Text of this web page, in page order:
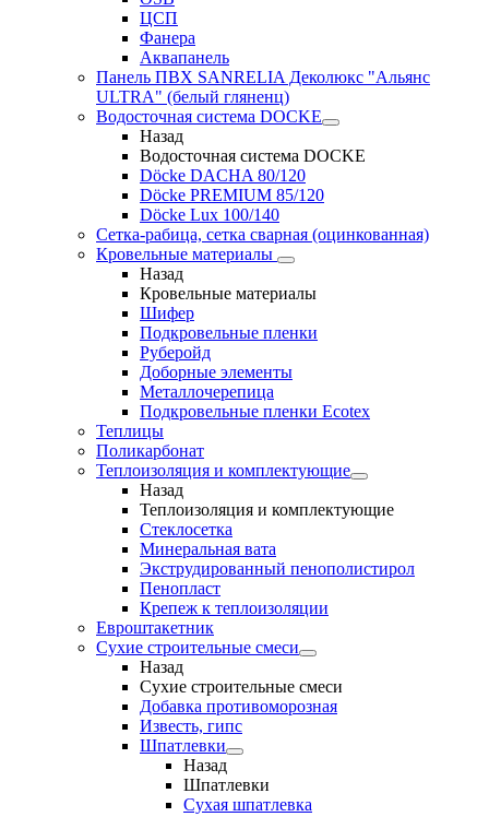
ЦСП
Фанера
Аквапанель
Панель ПВХ SANRELIA Деколюкс "Альянс
ULTRA" (белый гляненц)
Водосточная система DOCKE
Назад
Водосточная система DOCKE
Döсkе DACHA 80/120
Döcke PREMIUM 85/120
Döсkе Luх 100/140
Сетка-рабица, сетка сварная (оцинкованная)
Кровельные материалы
Назад
Кровельные материалы
Шифер
Подкровельные пленки
Руберойд
Доборные элементы
Металлочерепица
Подкровельные пленки Ecotex
Теплицы
Поликарбонат
Теплоизоляция и комплектующие
Назад
Теплоизоляция и комплектующие
Стеклосетка
Минеральная вата
Экструдированный пенополистирол
Пенопласт
Крепеж к теплоизоляции
Евроштакетник
Сухие строительные смеси
Назад
Сухие строительные смеси
Добавка противоморозная
Известь, гипс
Шпатлевки
Назад
Шпатлевки
Сухая шпатлевка